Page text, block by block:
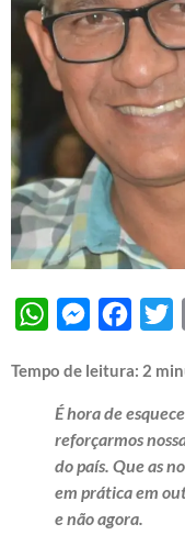
WhatsAppMessenger
Tempo de leitura: 2
É hora de
reforçarmos
do país. Que as
em prática em
e não agora.